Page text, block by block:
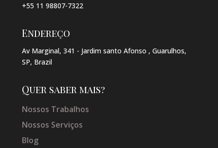
+55 11 98807-7322
Endereço
Av Marginal, 341 - Jardim santo Afonso , Guarulhos,
SP, Brazil
Quer saber mais?
Nossos Trabalhos
Nossos Serviços
Blog